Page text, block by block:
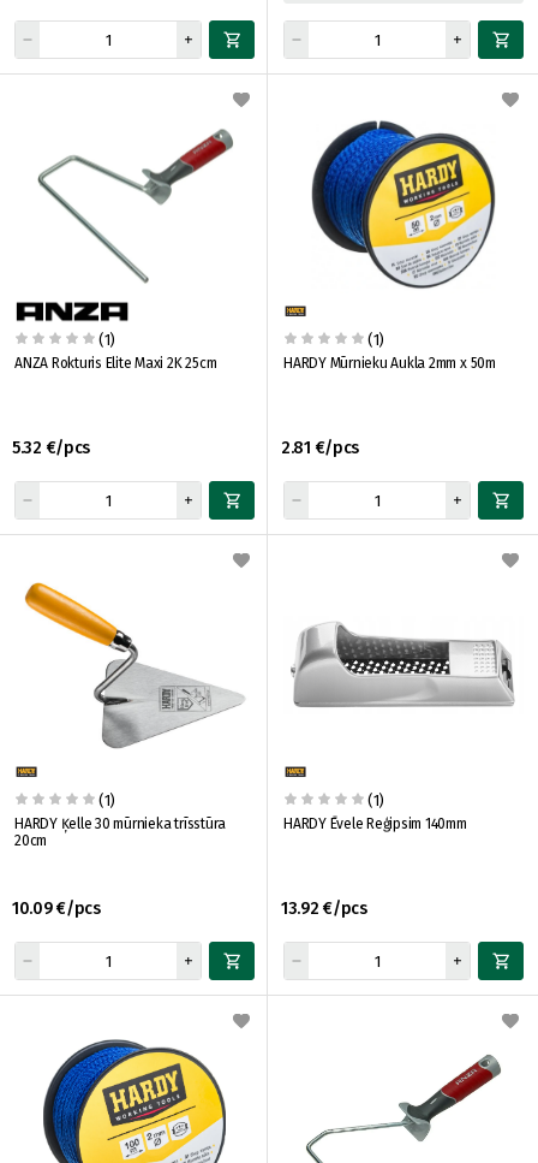
(1)
ANZA Rokturis Elite Maxi 2K 25cm
5.32 €/pcs
(1)
HARDY Mūrnieku Aukla 2mm x 50m
2.81 €/pcs
(1)
HARDY Ķelle 30 mūrnieka trīsstūra
20cm
10.09 €/pcs
(1)
HARDY Ēvele Reģipsim 140mm
13.92 €/pcs